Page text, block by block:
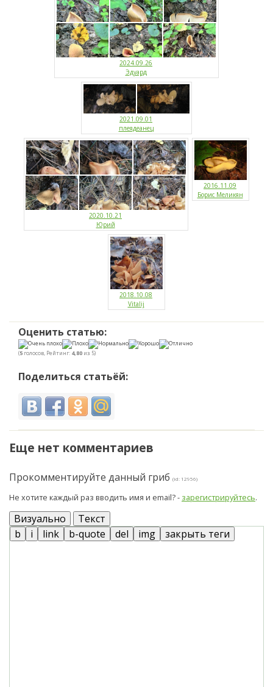
2024.09.26
Эдуард
2021.09.01
плеядеанец
2020.10.21
Юрий
2016.11.09
Борис Меликян
2018.10.08
Vitalij
Оценить статью:
(5 голосов, Рейтинг: 4,80 из 5)
Поделиться статьёй:
Еще нет комментариев
Прокомментируйте данный гриб (id: 12956)
Не хотите каждый раз вводить имя и email? - зарегистрируйтесь.
Визуально Текст